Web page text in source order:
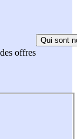
offres
Qui sont